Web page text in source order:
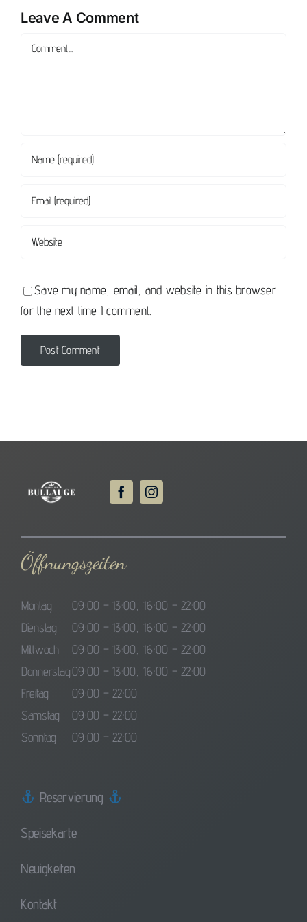
Leave A Comment
Comment
Save my name, email, and website in this browser
for the next time I comment.
Öffnungszeiten
Montag
09:00 – 13:00, 16:00 – 22:00
Dienstag
09:00 – 13:00, 16:00 – 22:00
Mittwoch
09:00 – 13:00, 16:00 – 22:00
Donnerstag09:00 – 13:00, 16:00 – 22:00
Freitag
09:00 – 22:00
Samstag
09:00 – 22:00
Sonntag
09:00 – 22:00
Reservierung
Speisekarte
Neuigkeiten
Kontakt